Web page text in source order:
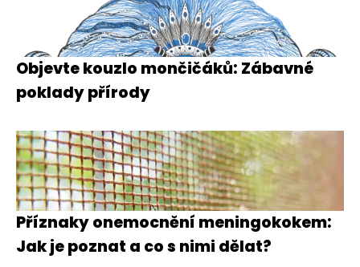
Objevte kouzlo mončičáků: Zábavné
poklady přírody
Příznaky onemocnění meningokokem:
Jak je poznat a co s nimi dělat?